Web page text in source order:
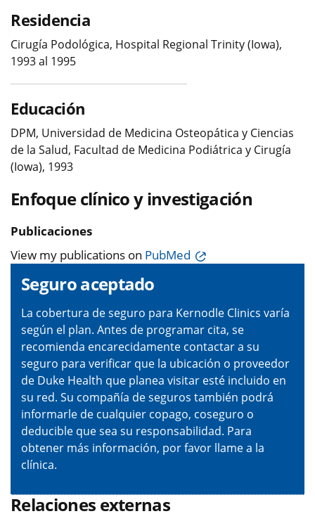
Residencia
Cirugía Podológica, Hospital Regional Trinity (Iowa),
1993 al 1995
Educación
DPM, Universidad de Medicina Osteopática y Ciencias
de la Salud, Facultad de Medicina Podiátrica y Cirugía
(Iowa), 1993
Enfoque clínico y investigación
Publicaciones
View my publications on PubMed
Seguro aceptado
La cobertura de seguro para Kernodle Clinics varía
según el plan. Antes de programar cita, se
recomienda encarecidamente contactar a su
seguro para verificar que la ubicación o proveedor
de Duke Health que planea visitar esté incluido en
su red. Su compañía de seguros también podrá
informarle de cualquier copago, coseguro o
deducible que sea su responsabilidad. Para
obtener más información, por favor llame a la
clínica.
Relaciones externas